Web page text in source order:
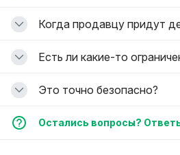
Когда продавцу придут
Есть ли какие-то
Это точно безопасно?
Остались вопросы?